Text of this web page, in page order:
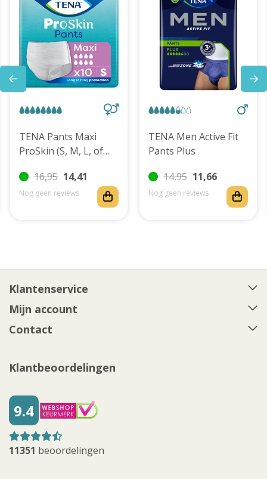
TENA Pants Maxi
ProSkin (S, M, L, of
16,95 14,41
Nog geen reviews
TENA Men Active Fit
Pants Plus
14,95 11,66
Nog geen reviews
Klantenservice
Mijn account
Contact
Klantbeoordelingen
9.4
11351 beoordelingen